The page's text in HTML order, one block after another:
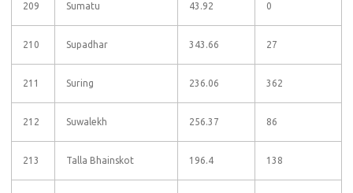
209 Sumatu 43.92 0
210 Supadhar 343.66 27
211 Suring 236.06 362
212 Suwalekh 256.37 86
213 Talla Bhainskot 196.4 138